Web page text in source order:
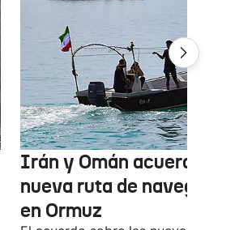
Irán y Omán acuerdan una
nueva ruta de navegación
en Ormuz